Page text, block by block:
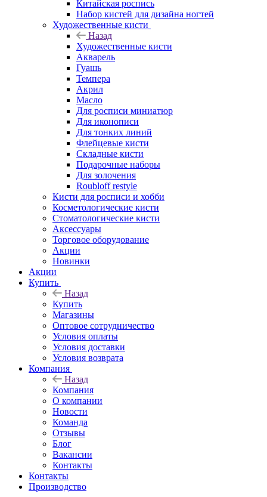
Китайская роспись
Набор кистей для дизайна ногтей
Художественные кисти
Назад
Художественные кисти
Акварель
Гуашь
Темпера
Акрил
Масло
Для росписи миниатюр
Для иконописи
Для тонких линий
Флейцевые кисти
Складные кисти
Подарочные наборы
Для золочения
Roubloff restyle
Кисти для росписи и хобби
Косметологические кисти
Стоматологические кисти
Аксессуары
Торговое оборудование
Акции
Новинки
Акции
Купить
Назад
Купить
Магазины
Оптовое сотрудничество
Условия оплаты
Условия доставки
Условия возврата
Компания
Назад
Компания
О компании
Новости
Команда
Отзывы
Блог
Вакансии
Контакты
Контакты
Производство